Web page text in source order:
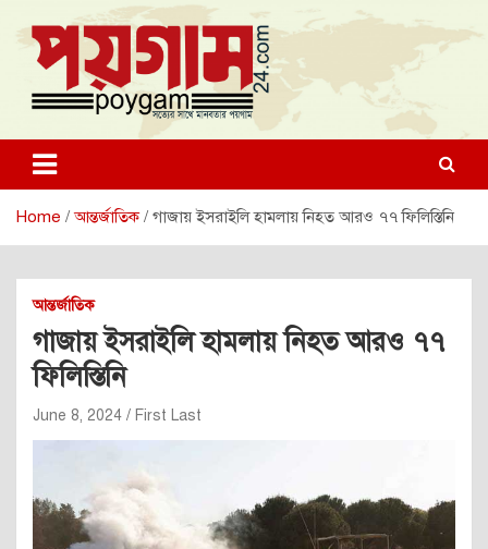
content
poygam24.com
poygam24.com
Home আন্তর্জাতিক গাজায় ইসরাইলি হামলায় নিহত আরও ৭৭ ফিলিস্তিনি
আন্তর্জাতিক
গাজায় ইসরাইলি হামলায় নিহত আরও ৭৭
ফিলিস্তিনি
June 8, 2024 First Last